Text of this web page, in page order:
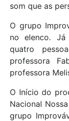
som que as
O grupo
no elenco.
quatro
professora
professora
O Início do
Nacional
grupo